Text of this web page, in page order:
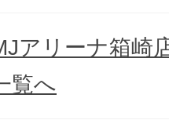
アリーナ箱崎
覧へ